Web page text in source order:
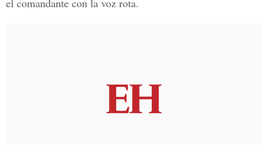
el comandante con la voz rota.